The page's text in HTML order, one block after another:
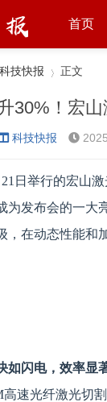
首页
科技快报
›
正文
30%！宏
科技快报
日举行的宏山
为发布会的一大
，在动态性能和
如闪电，效率显
高速光纤激光切